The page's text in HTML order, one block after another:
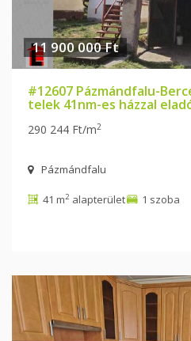
11 900 000 Ft
#12607 Pázmándfalu-
telek 41nm-es házzal
290 244 Ft/m2
Pázmándfalu
41 m2 alapterület 1 szoba